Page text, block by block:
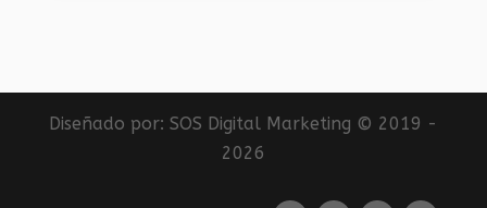
Diseñado por:SOS Digital Marketing © 2019 -
2026